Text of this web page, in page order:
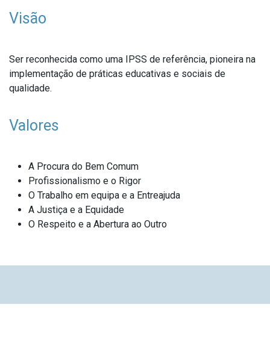
Visão
Ser reconhecida como uma IPSS de referência, pioneira na
implementação de práticas educativas e sociais de
qualidade.
Valores
A Procura do Bem Comum
Profissionalismo e o Rigor
O Trabalho em equipa e a Entreajuda
A Justiça e a Equidade
O Respeito e a Abertura ao Outro